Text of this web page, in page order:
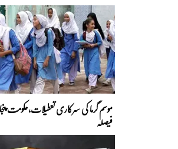
موسم گرما کی سرکاری تعطیلات،حکومت
فیصلہ